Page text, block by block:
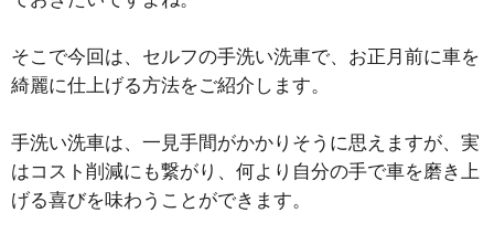
そこで今回は、セルフの手洗い洗車で、お正月前に車を
綺麗に仕上げる方法をご紹介します。
手洗い洗車は、一見手間がかかりそうに思えますが、実
はコスト削減にも繋がり、何より自分の手で車を磨き上
げる喜びを味わうことができます。